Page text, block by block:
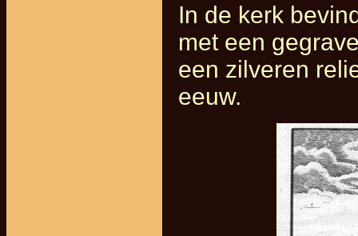
In de kerk
met een
een zilveren
eeuw.